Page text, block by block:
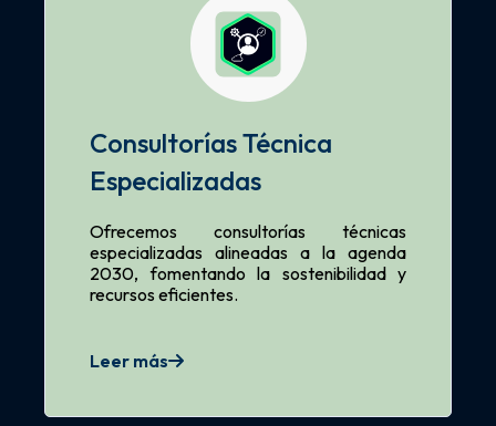
Consultorías Técnica
Especializadas
Ofrecemos consultorías técnicas
especializadas alineadas a la agenda
2030, fomentando la sostenibilidad y
recursos eficientes.
Leer más